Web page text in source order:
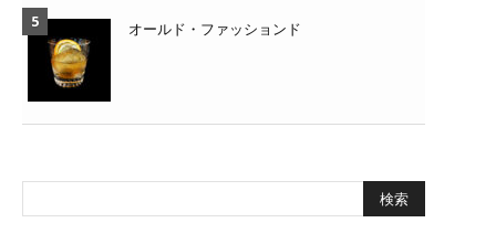
オールド・ファッションド